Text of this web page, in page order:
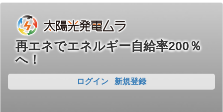
再エネでエネルギー自給率200％
へ！
ログイン 新規登録